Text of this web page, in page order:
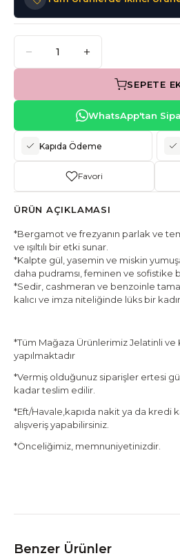
SEPETE
WhatsApp'tan
Kapıda Ödeme
Favori
ÜRÜN AÇIKLAMASI
*Bergamot ve frezyanın parlak ve
ve ışıltılı bir etki sunar.
*Kalpte gül, yasemin ve miskin
daha pudramsı, feminen ve sofistike
*Sedir, cashmeran ve benzoinle
kalıcı ve imza niteliğinde lüks bir
*Tüm Mağaza Ürünlerimiz Jelatinli
yapılmaktadır
*Vermiş olduğunuz siparişler ertesi
kadar teslim edilir.
*Eft/Havale,kapıda nakit ya da kredi
alışveriş yapabilirsiniz.
*Önceliğimiz, memnuniyetinizdir.
Benzer Ürünler